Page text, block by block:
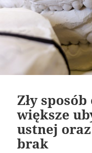
Zły
większe
ustnej
brak